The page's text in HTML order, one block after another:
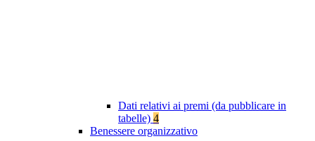
Dati relativi ai premi (da pubblicare in
tabelle) 4
Benessere organizzativo